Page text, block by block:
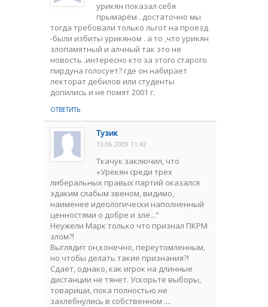
урикян показал себя
прымарём . достаточно мы
тогда требовали только льгот на проезд
-были избиты урикяном . а то ,что урикян
злопамятный и алчный так это не
новость .интересно кто за этого старого
пирдуна голосует? где он набирает
лекторат дебилов или студенты
допились и не помят 2001 г.
ОТВЕТИТЬ
Тузик
13.06.2009 11:42
Ткачук заключил, что
«Урекян среди трех
либеральных правых партий оказался
эдаким слабым звеном, видимо,
наименее идеологически наполненный
ценностями о добре и зле..."
Неужели Марк только что признал ПКРМ
злом?!
Выглядит он,конечно, переутомленным,
но чтобы делать такие признания?!
Сдает, однако, как игрок на длинные
дистанции не тянет. Ускорьте выборы,
товариши, пока полностью не
захлебнулись в собственном ....